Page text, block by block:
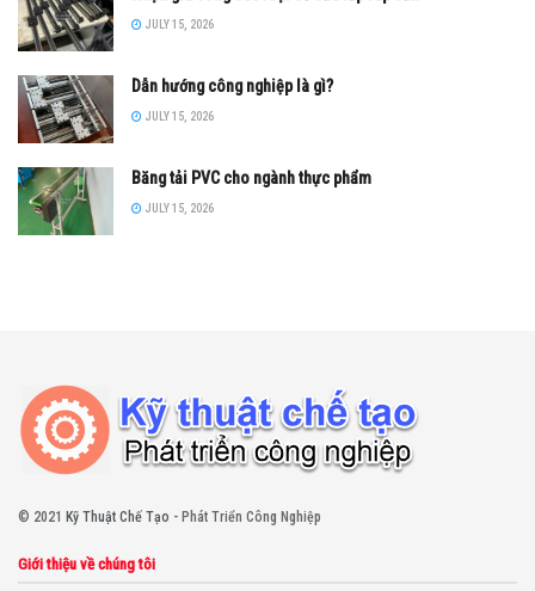
JULY 15, 2026
Dẫn hướng công nghiệp là gì?
JULY 15, 2026
Băng tải PVC cho ngành thực phẩm
JULY 15, 2026
© 2021 Kỹ Thuật Chế Tạo - Phát Triển Công Nghiệp
Giới thiệu về chúng tôi